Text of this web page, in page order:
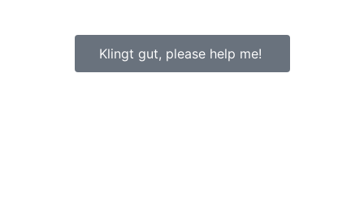
Klingt gut, please help me!